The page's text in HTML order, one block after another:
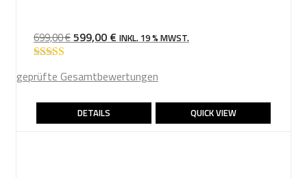
699,00€URSPRÜNGLICHER
WAR:
699,00 €
599,00 € AKTUELLER
IST:
599,00 €.
INKL. 19 % MWST.
5.00von 5
geprüfte Gesamtbewertungen
DETAILS QUICK VIEW